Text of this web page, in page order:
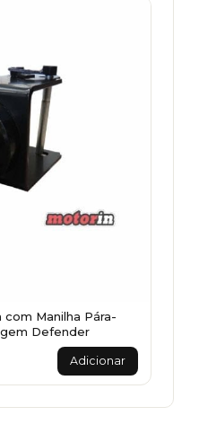
Manilha Pára-
Defender
Adicionar